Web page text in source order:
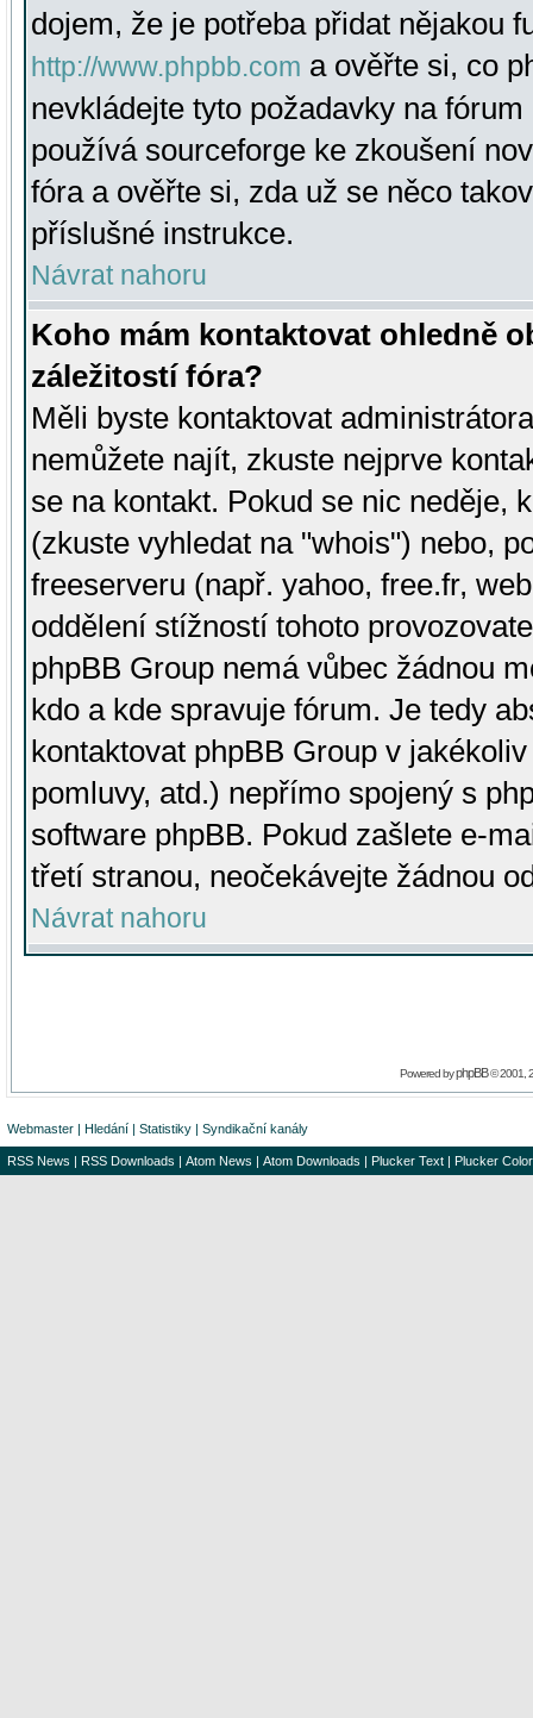
dojem, že je potřeba přidat nějakou
http://www.phpbb.com a ověřte si, co
nevkládejte tyto požadavky na
používá sourceforge ke zkoušení
fóra a ověřte si, zda už se něco
příslušné instrukce.
Návrat nahoru
Koho mám kontaktovat ohledně
záležitostí fóra?
Měli byste kontaktovat
nemůžete najít, zkuste nejprve
se na kontakt. Pokud se nic neděje,
(zkuste vyhledat na "whois") nebo,
freeserveru (např. yahoo, free.fr,
oddělení stížností tohoto
phpBB Group nemá vůbec žádnou
kdo a kde spravuje fórum. Je tedy
kontaktovat phpBB Group v
pomluvy, atd.) nepřímo spojený s
software phpBB. Pokud zašlete e-
třetí stranou, neočekávejte žádnou
Návrat nahoru
Powered byphpBB© 2001,
Webmaster | Hledání | Statistiky | Syndikační kanály
RSS News | RSS Downloads | Atom News | Atom Downloads | Plucker Text | Plucker Color